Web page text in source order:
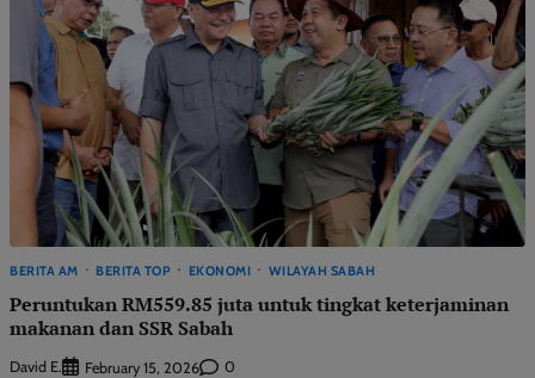
BERITA AM BERITA TOP EKONOMI WILAYAH SABAH
Peruntukan RM559.85 juta untuk tingkat keterjaminan
makanan dan SSR Sabah
David E. February 15, 2026 0